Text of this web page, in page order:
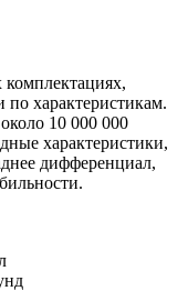
комплектациях,
по характеристикам.
10 000 000
характеристики,
дифференциал,